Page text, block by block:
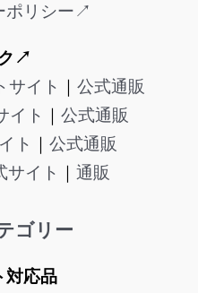
ポリシー↗
↗
サイト ｜ 公式通販
イト ｜ 公式通販
ト ｜ 公式通販
サイト ｜ 通販
ゴリー
対応品